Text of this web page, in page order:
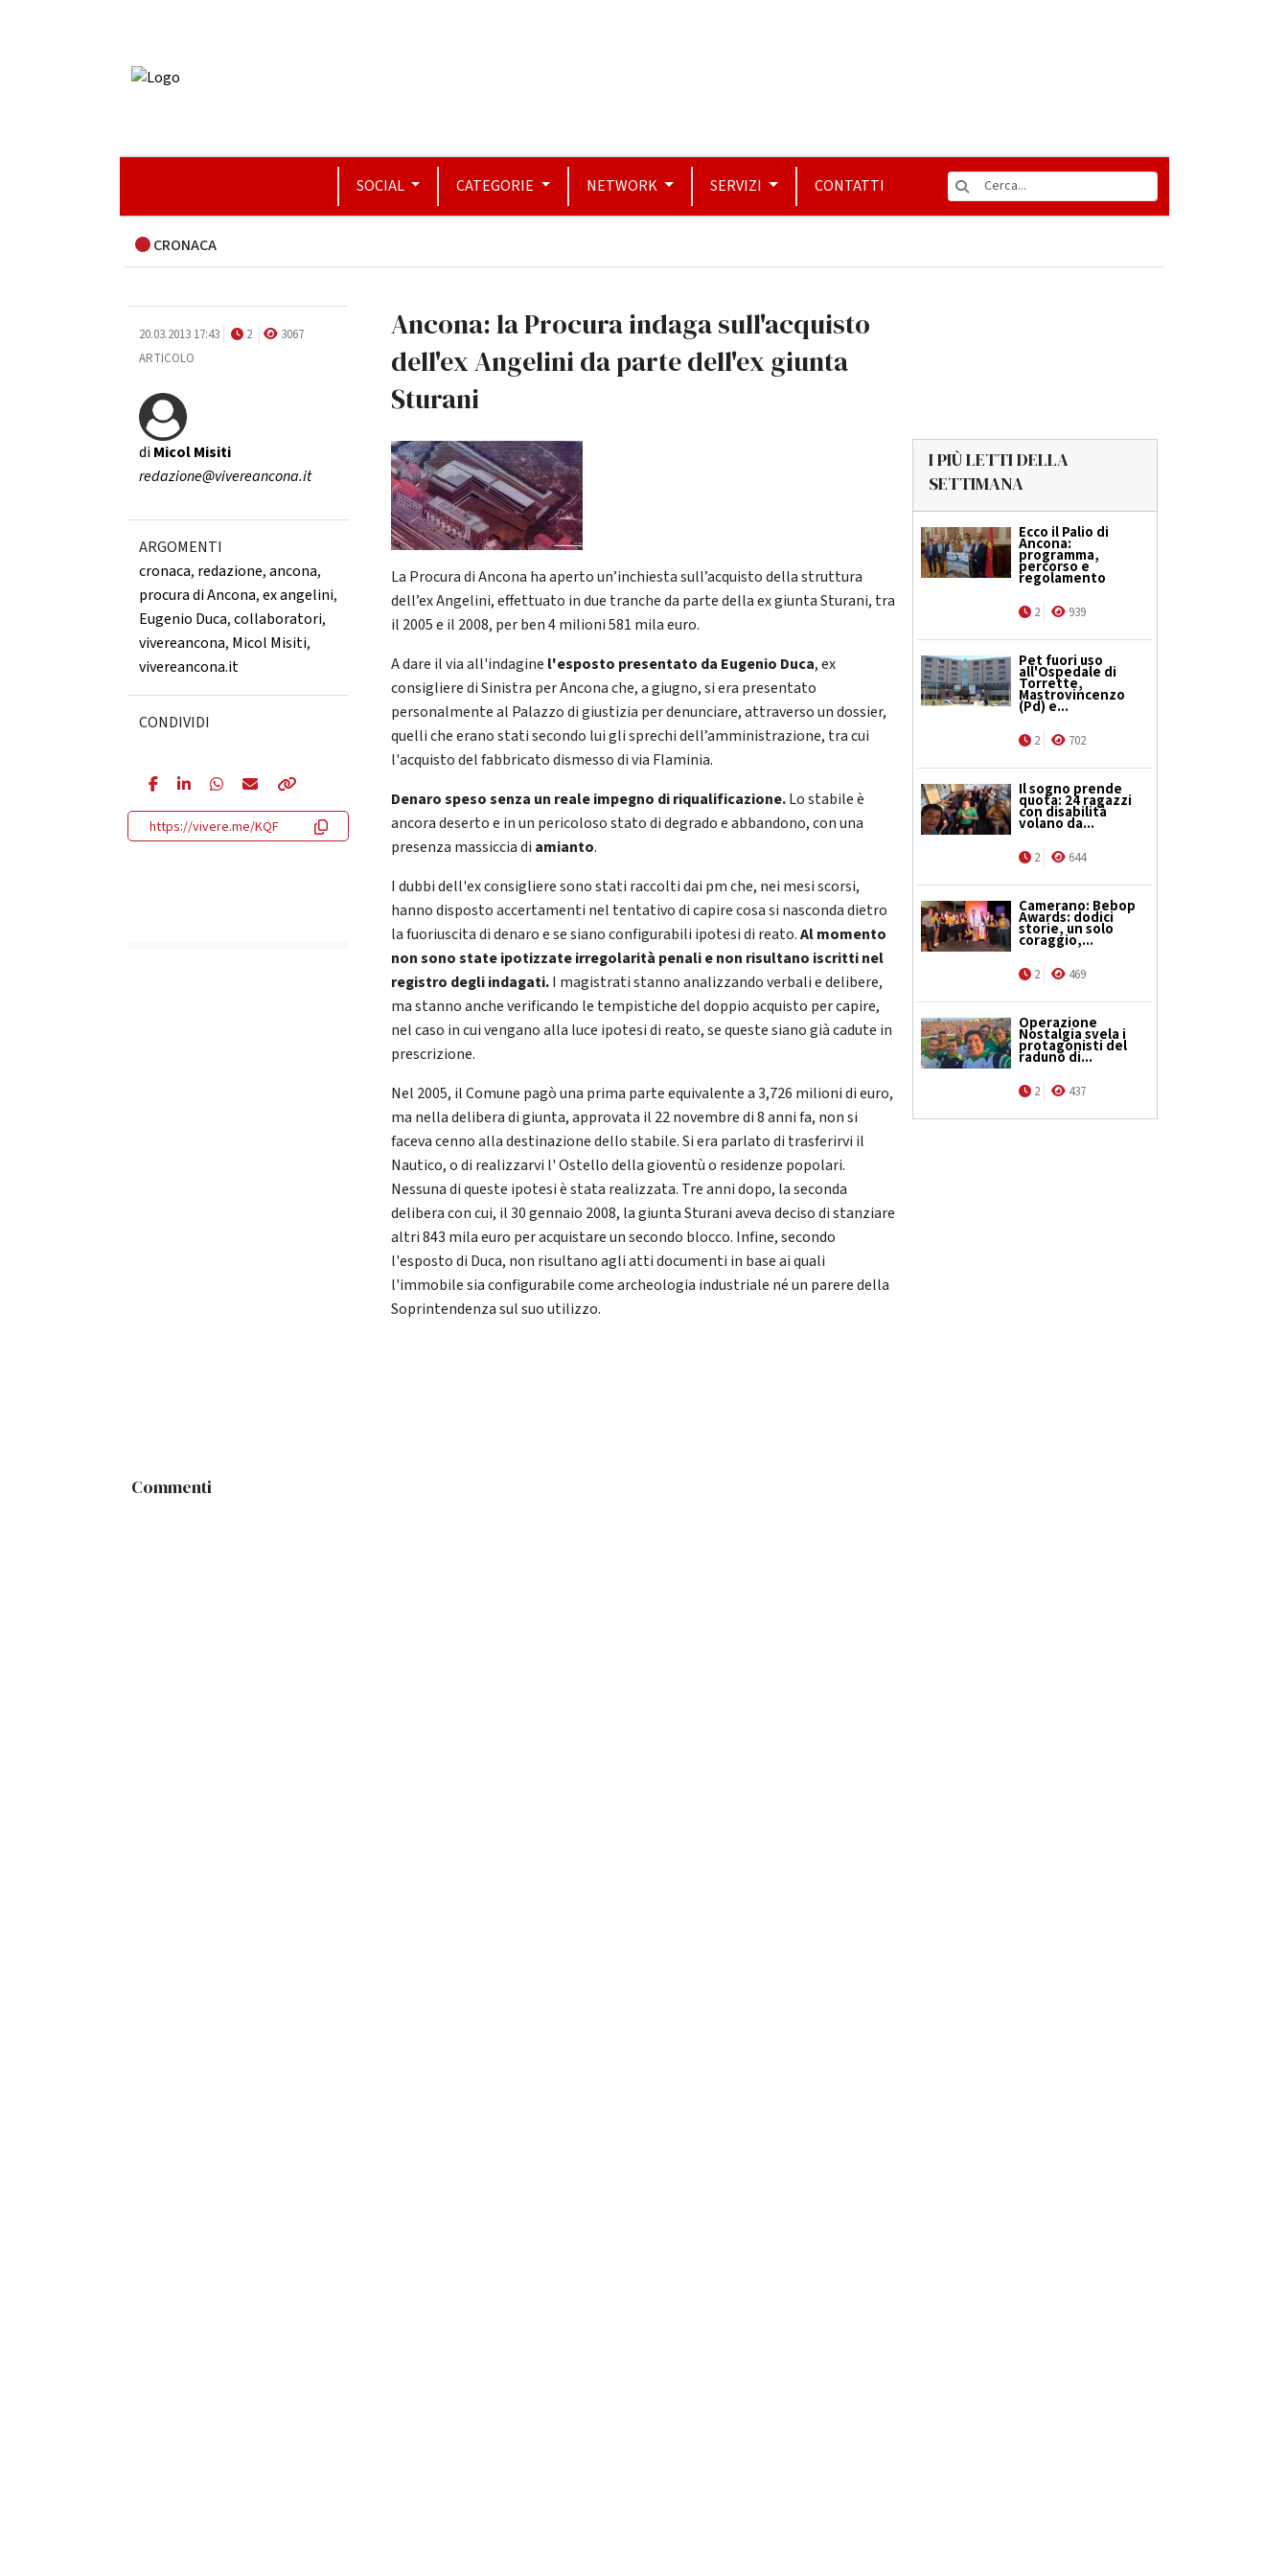
SOCIAL CATEGORIE NETWORK SERVIZI CONTATTI
CRONACA
20.03.2013 17:43 2
3067
ARTICOLO
diMicol Misiti
redazione@vivereancona.it
ARGOMENTI
cronaca, redazione,ancona,
procura di Ancona,ex angelini,
Eugenio Duca,collaboratori,
vivereancona, Micol Misiti,
vivereancona.it
CONDIVIDI
https://vivere.me/KQF
Ancona: la Procura indaga sull'acquisto
dell'ex Angelini da parte dell'ex giunta
Sturani
La Procura di Ancona ha aperto un’inchiesta sull’acquisto della struttura
dell’ex Angelini, effettuato in due tranche da parte della ex giunta Sturani, tra
il 2005 e il 2008, per ben 4 milioni 581 mila euro.
A dare il via all'indagine l'esposto presentato da Eugenio Duca, ex
consigliere di Sinistra per Ancona che, a giugno, si era presentato
personalmente al Palazzo di giustizia per denunciare, attraverso un dossier,
quelli che erano stati secondo lui gli sprechi dell’amministrazione, tra cui
l'acquisto del fabbricato dismesso di via Flaminia.
Denaro speso senza un reale impegno di riqualificazione.Lo stabile è
ancora deserto e in un pericoloso stato di degrado e abbandono, con una
presenza massiccia di amianto.
I dubbi dell'ex consigliere sono stati raccolti dai pm che, nei mesi scorsi,
hanno disposto accertamenti nel tentativo di capire cosa si nasconda dietro
la fuoriuscita di denaro e se siano configurabili ipotesi di reato.Al momento
non sono state ipotizzate irregolarità penali e non risultano iscritti nel
registro degli indagati.I magistrati stanno analizzando verbali e delibere,
ma stanno anche verificando le tempistiche del doppio acquisto per capire,
nel caso in cui vengano alla luce ipotesi di reato, se queste siano già cadute in
prescrizione.
Nel 2005, il Comune pagò una prima parte equivalente a 3,726 milioni di euro,
ma nella delibera di giunta, approvata il 22 novembre di 8 anni fa, non si
faceva cenno alla destinazione dello stabile. Si era parlato di trasferirvi il
Nautico, o di realizzarvi l' Ostello della gioventù o residenze popolari.
Nessuna di queste ipotesi è stata realizzata. Tre anni dopo, la seconda
delibera con cui, il 30 gennaio 2008, la giunta Sturani aveva deciso di stanziare
altri 843 mila euro per acquistare un secondo blocco. Infine, secondo
l'esposto di Duca, non risultano agli atti documenti in base ai quali
l'immobile sia configurabile come archeologia industriale né un parere della
Soprintendenza sul suo utilizzo.
I PIÙ LETTI DELLA
SETTIMANA
Ecco il Palio di
Ancona:
programma,
percorso e
regolamento
2 939
Pet fuori uso
all'Ospedale di
Torrette,
Mastrovincenzo
(Pd) e...
2 702
Il sogno prende
quota: 24 ragazzi
con disabilità
volano da...
2 644
Camerano: Bebop
Awards: dodici
storie, un solo
coraggio,...
2 469
Operazione
Nostalgia svela i
protagonisti del
raduno di...
2 437
Commenti